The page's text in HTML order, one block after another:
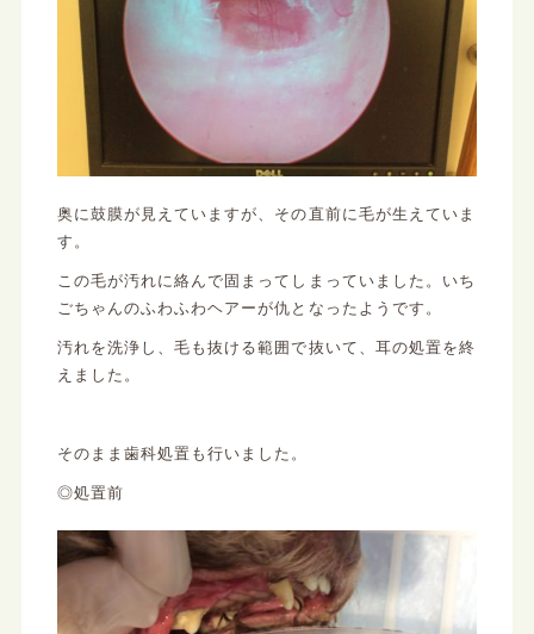
奥に鼓膜が見えていますが、その直前に毛が生えていま
す。
この毛が汚れに絡んで固まってしまっていました。いち
ごちゃんのふわふわヘアーが仇となったようです。
汚れを洗浄し、毛も抜ける範囲で抜いて、耳の処置を終
えました。
そのまま歯科処置も行いました。
◎処置前